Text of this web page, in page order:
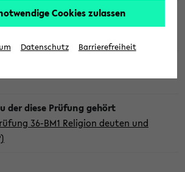
36-BM1 Religion deuten und
Cookies zulassen
Datenschutz Barrierefreiheit